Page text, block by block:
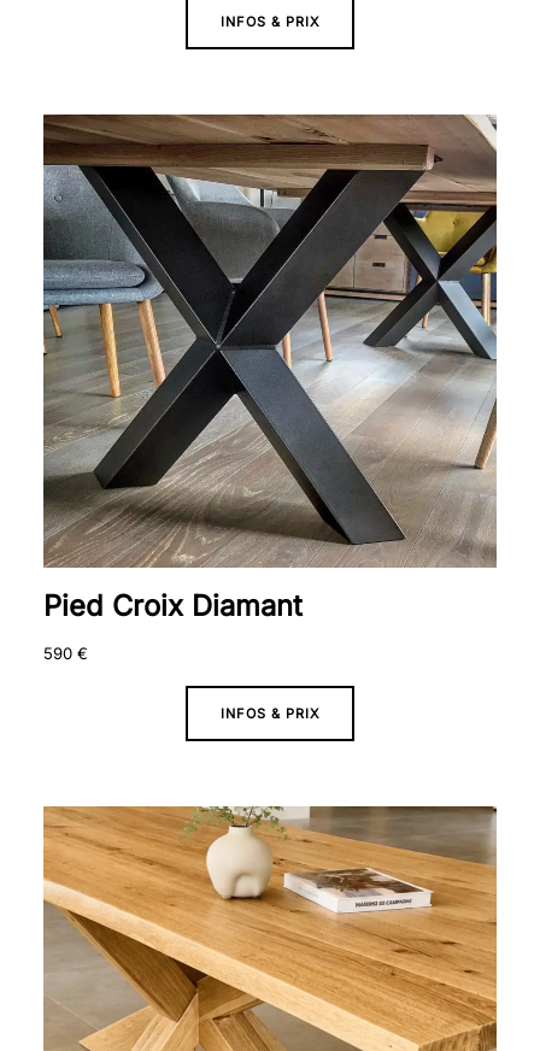
INFOS & PRIX
Pied Croix Diamant
590 €
INFOS & PRIX